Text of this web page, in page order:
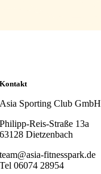
Kontakt
Asia Sporting Club GmbH
Philipp-Reis-Straße 13a
63128 Dietzenbach
team@asia-fitnesspark.de
Tel 06074 28954